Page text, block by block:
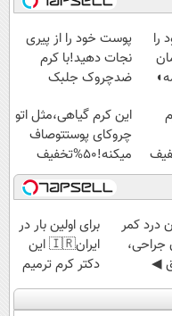
مقاوم |
قسطی
◗پرسش‌نامه◖
را
پوست خود را از پیری
نجات دهید!با کرم
ضدچروک جلبک
این کرم گیاهی،مثل اتو
چروکای پوستتوصاف
میکنه!50%تخفیف
درد کمر
جراحی،
◀
رو پر
برای اولین بار در
ایران🇮🇷 این
دکتر کرم ترمیم
کننده 23 روزه
ساخت!